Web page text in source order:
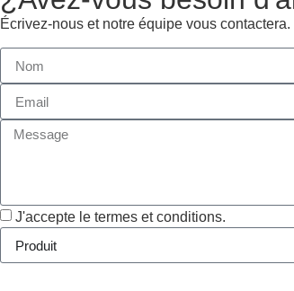
Écrivez-nous et notre équipe vous contactera.
J'accepte le termes et conditions.